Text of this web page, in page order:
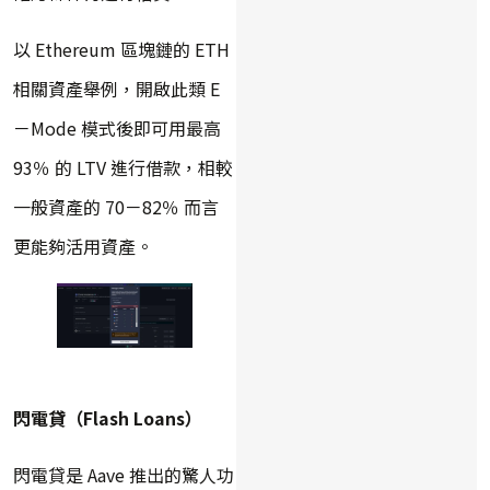
以 Ethereum 區塊鏈的 ETH
相關資產舉例，開啟此類 E
－Mode 模式後即可用最高
93％ 的 LTV 進行借款，相較
一般資產的 70－82％ 而言
更能夠活用資產。
閃電貸（Flash Loans）
閃電貸是 Aave 推出的驚人功